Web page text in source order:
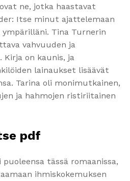
ne, jotka haastavat
Itse minut ajattelemaan
Tina Turnerin
vahvuuden ja
Kirja on kaunis, ja
lainaukset lisäävät
Tarina oli monimutkainen,
ja hahmojen ristiriitainen
pdf
tässä romaanissa,
ihmiskokemuksen